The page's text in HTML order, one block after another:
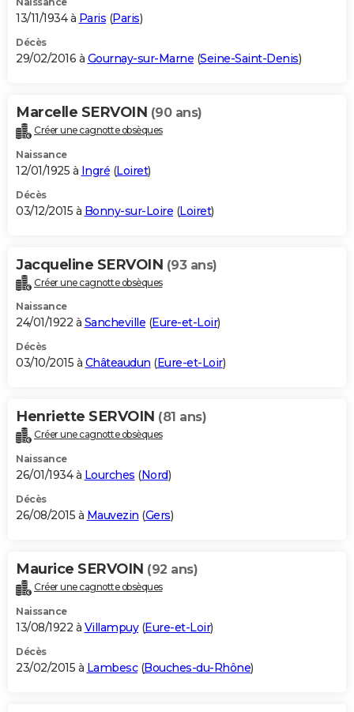
13/11/1934 à Paris (Paris)
Décès
29/02/2016 à Gournay-sur-Marne (Seine-Saint-Denis)
Marcelle SERVOIN (90 ans)
Créer une cagnotte obsèques
Naissance
12/01/1925 à Ingré (Loiret)
Décès
03/12/2015 à Bonny-sur-Loire (Loiret)
Jacqueline SERVOIN (93 ans)
Créer une cagnotte obsèques
Naissance
24/01/1922 à Sancheville (Eure-et-Loir)
Décès
03/10/2015 à Châteaudun (Eure-et-Loir)
Henriette SERVOIN (81 ans)
Créer une cagnotte obsèques
Naissance
26/01/1934 à Lourches (Nord)
Décès
26/08/2015 à Mauvezin (Gers)
Maurice SERVOIN (92 ans)
Créer une cagnotte obsèques
Naissance
13/08/1922 à Villampuy(Eure-et-Loir)
Décès
23/02/2015 à Lambesc(Bouches-du-Rhône)